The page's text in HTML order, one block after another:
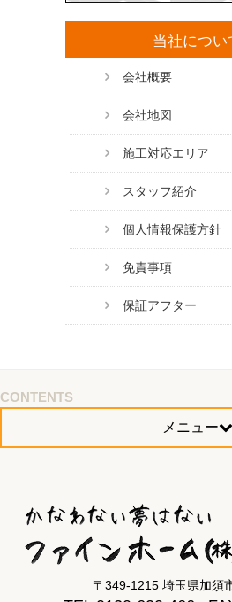
当社につい
会社概要
会社地図
施工対応エリア
スタッフ紹介
個人情報保護方針
免責事項
保証アフター
CONTENTS
メニュー
〒349-1215 埼玉県加須